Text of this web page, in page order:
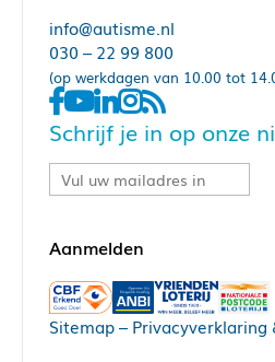
info@autisme.nl
030 – 22 99 800
(op werkdagen van 10.00 tot
Schrijf je in op onze
Sitemap– Privacyverklaring